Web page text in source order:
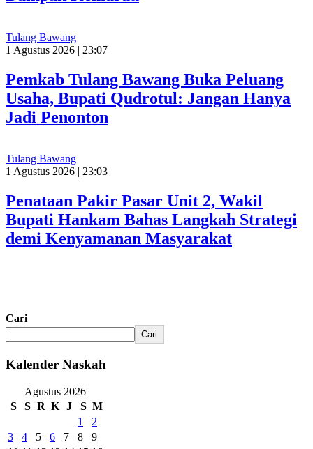
Tulang Bawang
1 Agustus 2026 | 23:07
Pemkab Tulang Bawang Buka Peluang
Usaha, Bupati Qudrotul: Jangan Hanya
Jadi Penonton
Tulang Bawang
1 Agustus 2026 | 23:03
Penataan Pakir Pasar Unit 2, Wakil
Bupati Hankam Bahas Langkah Strategi
demi Kenyamanan Masyarakat
Cari
Cari
Kalender Naskah
Agustus 2026
S
S R K J S M
1
2
3
4 5 6 7 8
9